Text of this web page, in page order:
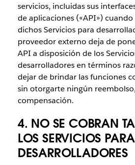
servicios, incluidas sus
de aplicaciones («API»)
dichos Servicios para
proveedor externo deja de
API a disposición de los
desarrolladores en términos
dejar de brindar las funciones
sin otorgarte ningún
compensación.
4. NO SE COBRAN
LOS SERVICIOS PARA
DESARROLLADORES